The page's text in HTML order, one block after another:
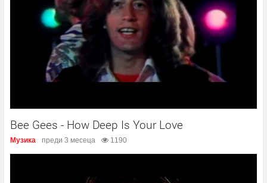
Bee Gees - How Deep Is Your Love
Музика преди 3 месеца 1190